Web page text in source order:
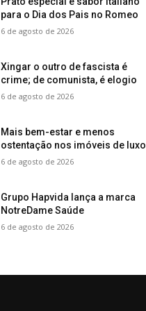
para o Dia dos Pais no Romeo
6 de agosto de 2026
Xingar o outro de fascista é
crime; de comunista, é elogio
6 de agosto de 2026
Mais bem-estar e menos
ostentação nos imóveis de luxo
6 de agosto de 2026
Grupo Hapvida lança a marca
NotreDame Saúde
6 de agosto de 2026